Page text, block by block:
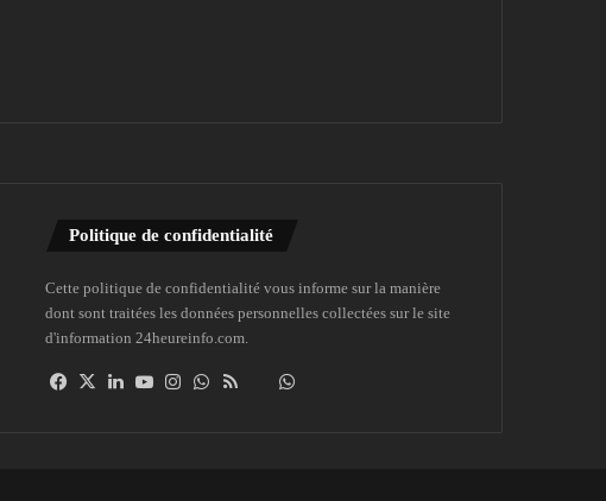
Politique de confidentialité
Cette politique de confidentialité vous informe sur la manière
dont sont traitées les données personnelles collectées sur le site
d'information 24heureinfo.com.
Facebook
X LinkedinYouTubeInstagramWhatsAppDailymotion